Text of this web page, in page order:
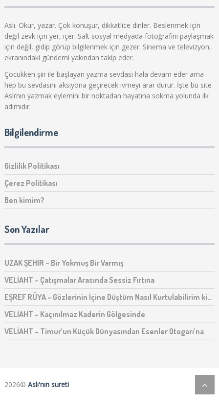
Aslı. Okur, yazar. Çok konuşur, dikkatlice dinler. Beslenmek için
değil zevk için yer, içer. Salt sosyal medyada fotoğrafını paylaşmak
için değil, gidip görüp bilgilenmek için gezer. Sinema ve televizyon,
ekranındaki gündemi yakından takip eder.
Çocukken şiir ile başlayan yazma sevdası hala devam eder ama
hep bu sevdasını aksiyona geçirecek ivmeyi arar durur. İşte bu site
Aslı‘nın yazmak eylemini bir noktadan hayatına sokma yolunda ilk
adımıdır.
Bilgilendirme
Gizlilik Politikası
Çerez Politikası
Ben kimim?
Son Yazılar
UZAK ŞEHİR – Bir Yokmuş Bir Varmış
VELİAHT – Çatışmalar Arasında Sessiz Fırtına
EŞREF RÜYA – Gözlerinin İçine Düştüm Nasıl Kurtulabilirim ki…
VELİAHT – Kaçınılmaz Kaderin Gölgesinde
VELİAHT – Timur’un Küçük Dünyasından Esenler Otogarı’na
2026© Aslı'nın sureti